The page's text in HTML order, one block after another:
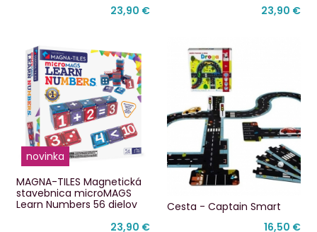
23,90 €
23,90 €
novinka
MAGNA-TILES Magnetická
stavebnica microMAGS
Learn Numbers 56 dielov
23,90 €
Cesta - Captain Smart
16,50 €